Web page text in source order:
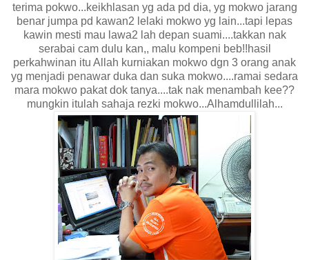
terima pokwo...keikhlasan yg ada pd dia, yg mokwo jarang
benar jumpa pd kawan2 lelaki mokwo yg lain...tapi lepas
kawin mesti mau lawa2 lah depan suami....takkan nak
serabai cam dulu kan,, malu kompeni beb!!hasil
perkahwinan itu Allah kurniakan mokwo dgn 3 orang anak
yg menjadi penawar duka dan suka mokwo....ramai sedara
mara mokwo pakat dok tanya....tak nak menambah kee??
mungkin itulah sahaja rezki mokwo...Alhamdullilah...